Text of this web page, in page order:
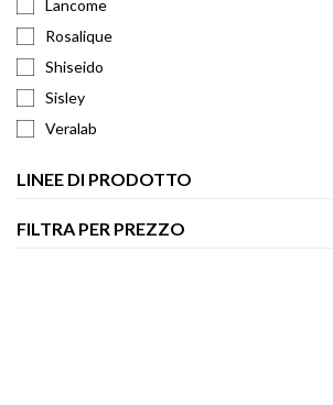
Lancome
Rosalique
Shiseido
Sisley
Veralab
LINEE DI PRODOTTO
FILTRA PER PREZZO